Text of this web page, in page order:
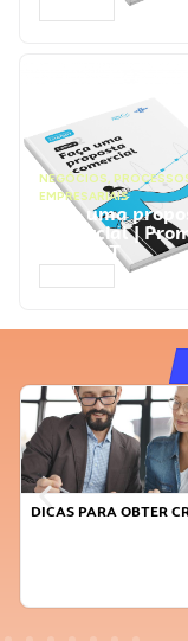
NEGÓCIOS,
EMPRESARIAIS
Faça uma
comercial |
ChatGPT
DICAS PARA OBTER